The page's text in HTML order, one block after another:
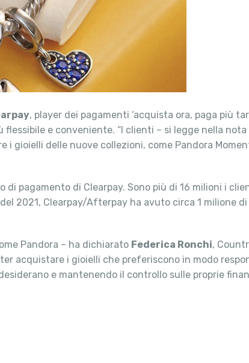
, player dei pagamenti ‘acquista ora, paga più
e conveniente. “I clienti – si legge nella
gioielli delle nuove collezioni, come Pandora
pagamento di Clearpay. Sono più di 16 milioni i
2021, Clearpay/Afterpay ha avuto circa 1 milione
Pandora – ha dichiarato Federica Ronchi,
acquistare i gioielli che preferiscono in modo
e mantenendo il controllo sulle proprie